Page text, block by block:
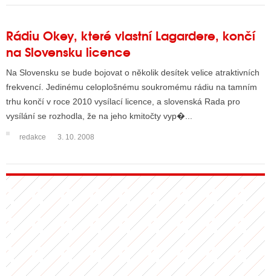
Rádiu Okey, které vlastní Lagardere, končí
na Slovensku licence
Na Slovensku se bude bojovat o několik desítek velice atraktivních
frekvencí. Jedinému celoplošnému soukromému rádiu na tamním
trhu končí v roce 2010 vysílací licence, a slovenská Rada pro
vysílání se rozhodla, že na jeho kmitočty vyp�...
redakce 3. 10. 2008